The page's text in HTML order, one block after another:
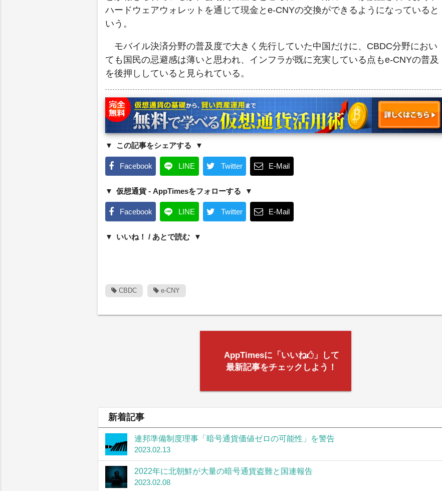
ハードウェアウォレットを通じて現金とe-CNYの交換ができるようになっていると
いう。
モバイル決済分野の普及度で大きく先行していた中国だけに、CBDC分野におい
ても国民の忌避感は薄いと思われ、インフラが既に充実している点もe-CNYの普及
を後押ししていると見られている。
この記事をシェアする
Facebook LINE Twitter E-Mail
仮想通貨 - AppTimesをフォローする
Facebook LINE Twitter E-Mail
いいね！ / あとで読む
CBDC e-CNY
AppTimesに「いいね
」して
最新記事をチェックしよう！
新着記事
連邦準備制度理事「暗号通貨価値ゼロの可能性」を警告
2023.02.13
2022年に北朝鮮が大量の暗号通貨盗難と国連報告
2023.02.08